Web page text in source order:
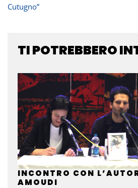
Cutugno”
TI POTREBBERO
INCONTRO CON
AMOUDI